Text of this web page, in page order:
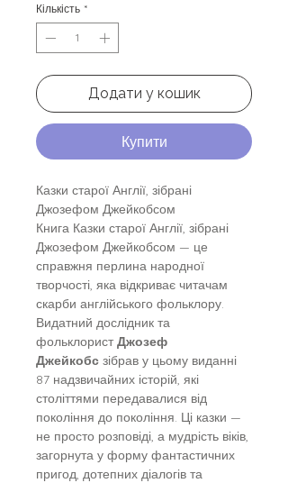
Кількість *
Додати у кошик
Купити
Казки старої Англії, зібрані
Джозефом Джейкобсом
Книга Казки старої Англії, зібрані
Джозефом Джейкобсом — це
справжня перлина народної
творчості, яка відкриває читачам
скарби англійського фольклору.
Видатний дослідник та
фольклорист Джозеф
Джейкобс зібрав у цьому виданні
87 надзвичайних історій, які
століттями передавалися від
покоління до покоління. Ці казки —
не просто розповіді, а мудрість віків,
загорнута у форму фантастичних
пригод, дотепних діалогів та